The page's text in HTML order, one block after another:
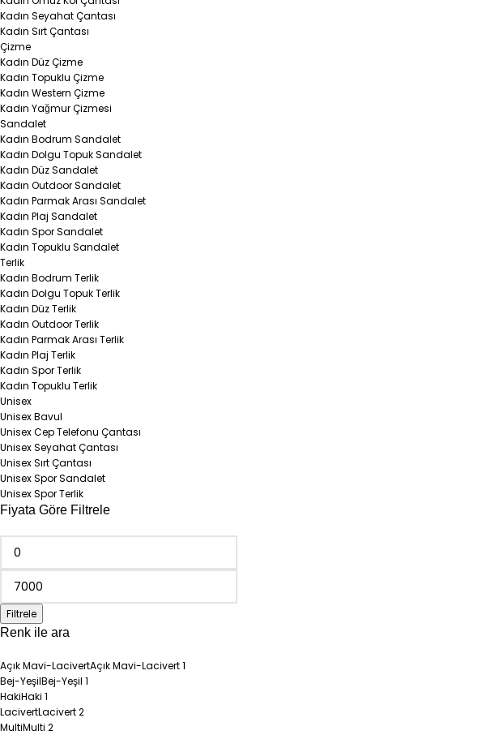
Kadın Seyahat Çantası
Kadın Sırt Çantası
Çizme
Kadın Düz Çizme
Kadın Topuklu Çizme
Kadın Western Çizme
Kadın Yağmur Çizmesi
Sandalet
Kadın Bodrum Sandalet
Kadın Dolgu Topuk Sandalet
Kadın Düz Sandalet
Kadın Outdoor Sandalet
Kadın Parmak Arası Sandalet
Kadın Plaj Sandalet
Kadın Spor Sandalet
Kadın Topuklu Sandalet
Terlik
Kadın Bodrum Terlik
Kadın Dolgu Topuk Terlik
Kadın Düz Terlik
Kadın Outdoor Terlik
Kadın Parmak Arası Terlik
Kadın Plaj Terlik
Kadın Spor Terlik
Kadın Topuklu Terlik
Unisex
Unisex Bavul
Unisex Cep Telefonu Çantası
Unisex Seyahat Çantası
Unisex Sırt Çantası
Unisex Spor Sandalet
Unisex Spor Terlik
Fiyata Göre Filtrele
Filtrele
Renk ile ara
Açık Mavi-LacivertAçık Mavi-Lacivert1
Bej-YeşilBej-Yeşil 1
HakiHaki 1
LacivertLacivert2
MultiMulti 2